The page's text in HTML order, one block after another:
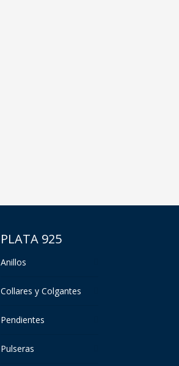
PLATA 925
Anillos
Collares y Colgantes
Pendientes
Pulseras